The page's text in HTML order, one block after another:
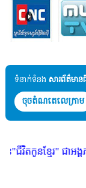
ទំនាក់ទំនង​​ សារព័ត៌មាន
ចុចតំណតេលេក្រាម
ាអង្គភាពមានច្បាប់